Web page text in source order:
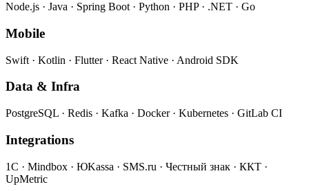
Node.js · Java · Spring Boot · Python · PHP · .NET · Go
Mobile
Swift · Kotlin · Flutter · React Native · Android SDK
Data & Infra
PostgreSQL · Redis · Kafka · Docker · Kubernetes · GitLab CI
Integrations
1С · Mindbox · ЮKassa · SMS.ru · Честный знак · ККТ ·
UpMetric